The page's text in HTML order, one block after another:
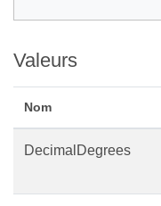
Valeurs
Nom
DecimalDegrees